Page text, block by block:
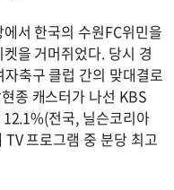
서 한국의 수원FC위민을
을 거머쥐었다. 당시 경
축구 클럽 간의 맞대결로
종 캐스터가 나선 KBS
전국, 닐슨코리아
프로그램 중 분당 최고